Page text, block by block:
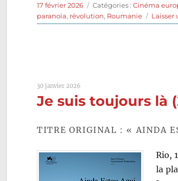
Publié
le
17 février 2026 Catégories
Catégories :Cinéma
paranoïa, révolution, Roumanie
30 janvier 2026
Je suis toujours là
TITRE ORIGINAL : « AINDA
Rio,
la